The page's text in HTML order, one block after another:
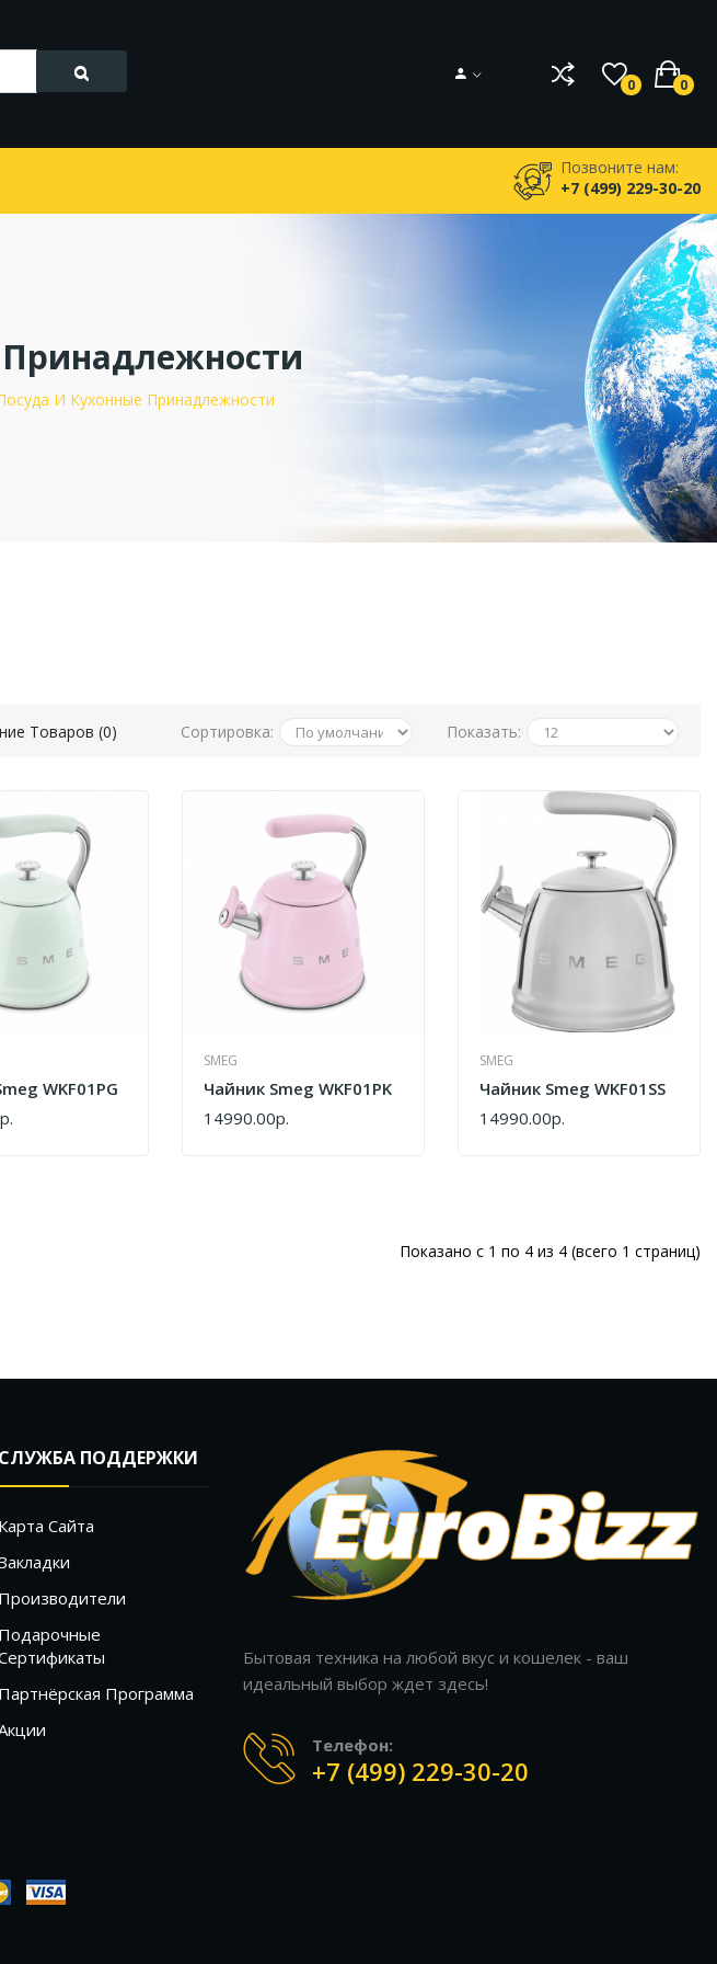
0 0
Позвоните нам:
+7 (499) 229-30-20
И Кухонные Принадлежности
Товаров (0) Сортировка: Показать:
WKF01PG
SMEG
Чайник Smeg WKF01PK
14990.00р.
КУПИТЬ
SMEG
Чайник Smeg WKF01SS
14990.00р.
КУПИТЬ
Показано с 1 по 4 из 4 (всего 1 страниц)
СЛУЖБА ПОДДЕРЖКИ
Карта Сайта
Производители
Подарочные
Партнёрская Программа
Бытовая техника на любой вкус и кошелек - ваш
идеальный выбор ждет здесь!
Телефон:
+7 (499) 229-30-20